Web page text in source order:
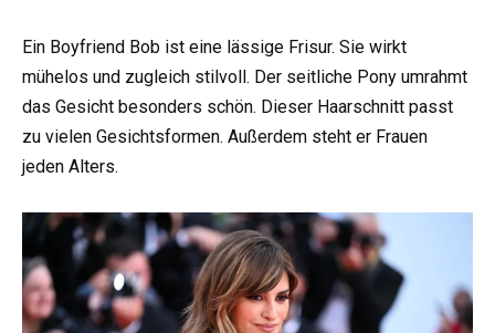
Ein Boyfriend Bob ist eine lässige Frisur. Sie wirkt
mühelos und zugleich stilvoll. Der seitliche Pony umrahmt
das Gesicht besonders schön. Dieser Haarschnitt passt
zu vielen Gesichtsformen. Außerdem steht er Frauen
jeden Alters.